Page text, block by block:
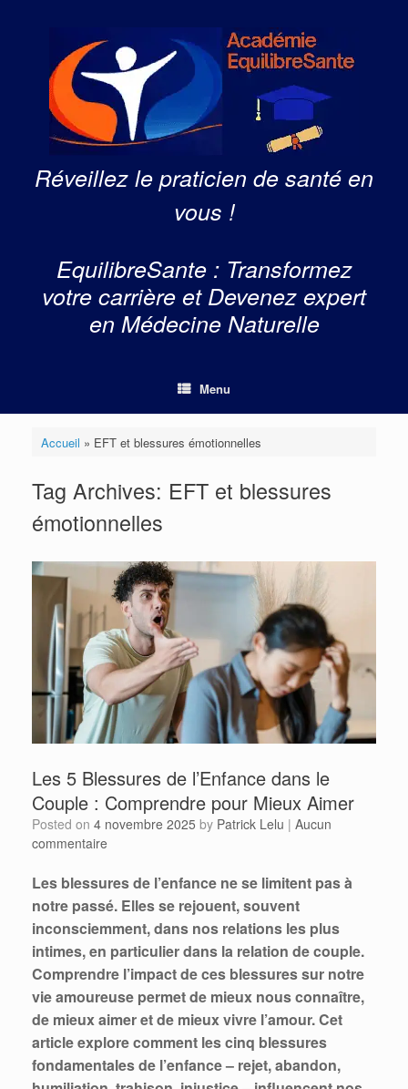
Réveillez le praticien de santé en
vous !
EquilibreSante : Transformez
votre carrière et Devenez expert
en Médecine Naturelle
Menu
Accueil » EFT et blessures émotionnelles
Tag Archives: EFT et blessures
émotionnelles
Les 5 Blessures de l’Enfance dans le
Couple : Comprendre pour Mieux Aimer
Posted on 4 novembre 2025 by Patrick Lelu | Aucun
commentaire
Les blessures de l’enfance ne se limitent pas à
notre passé. Elles se rejouent, souvent
inconsciemment, dans nos relations les plus
intimes, en particulier dans la relation de couple.
Comprendre l’impact de ces blessures sur notre
vie amoureuse permet de mieux nous connaître,
de mieux aimer et de mieux vivre l’amour. Cet
article explore comment les cinq blessures
fondamentales de l’enfance – rejet, abandon,